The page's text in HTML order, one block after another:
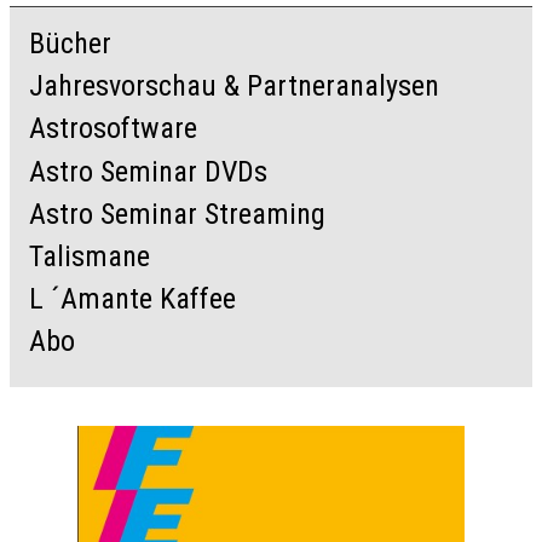
Bücher
Jahresvorschau & Partneranalysen
Astrosoftware
Astro Seminar DVDs
Astro Seminar Streaming
Talismane
L ´Amante Kaffee
Abo